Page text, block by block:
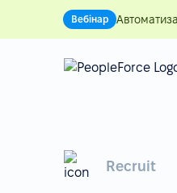
Вебінар
Recruit